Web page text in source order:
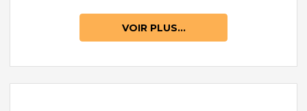
VOIR PLUS...